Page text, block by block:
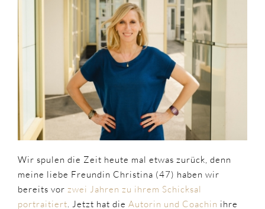
Diehl
ihrer
Buch-
Premiere
„Netter
Versuch,
Schicksal“
Wir spulen die Zeit heute mal etwas zurück, denn
meine liebe Freundin Christina (47) haben wir
bereits vor zwei Jahren zu ihrem Schicksal
portraitiert. Jetzt hat die Autorin und Coachin ihre